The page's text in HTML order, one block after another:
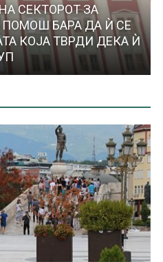
СЕКТОРОТ ЗА
БАРА ДА Ѝ СЕ
КОЈА ТВРДИ ДЕКА Ѝ